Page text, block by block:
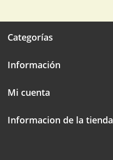
Categorías
Información
Mi cuenta
Informacion de la tienda